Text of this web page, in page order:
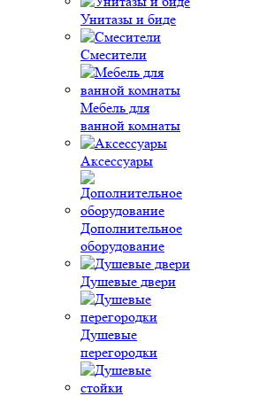
Унитазы и биде
Смесители
Мебель для
ванной комнаты
Аксессуары
Дополнительное
оборудование
Душевые двери
Душевые
перегородки